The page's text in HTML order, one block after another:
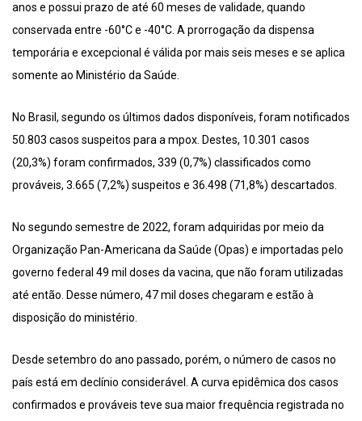
anos e possui prazo de até 60 meses de validade, quando
conservada entre -60°C e -40°C. A prorrogação da dispensa
temporária e excepcional é válida por mais seis meses e se aplica
somente ao Ministério da Saúde.
No Brasil, segundo os últimos dados disponíveis, foram notificados
50.803 casos suspeitos para a mpox. Destes, 10.301 casos
(20,3%) foram confirmados, 339 (0,7%) classificados como
prováveis, 3.665 (7,2%) suspeitos e 36.498 (71,8%) descartados.
No segundo semestre de 2022, foram adquiridas por meio da
Organização Pan-Americana da Saúde (Opas) e importadas pelo
governo federal 49 mil doses da vacina, que não foram utilizadas
até então. Desse número, 47 mil doses chegaram e estão à
disposição do ministério.
Desde setembro do ano passado, porém, o número de casos no
país está em declínio considerável. A curva epidêmica dos casos
confirmados e prováveis teve sua maior frequência registrada no